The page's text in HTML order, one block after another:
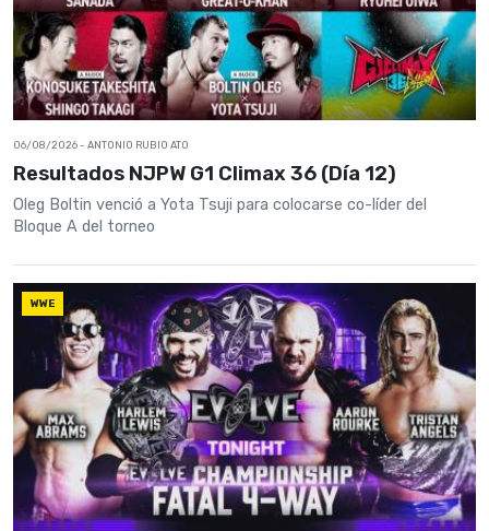
06/08/2026- ANTONIO RUBIO ATO
Resultados NJPW G1 Climax 36 (Día 12)
Oleg Boltin venció a Yota Tsuji para colocarse co-líder del
Bloque A del torneo
WWE